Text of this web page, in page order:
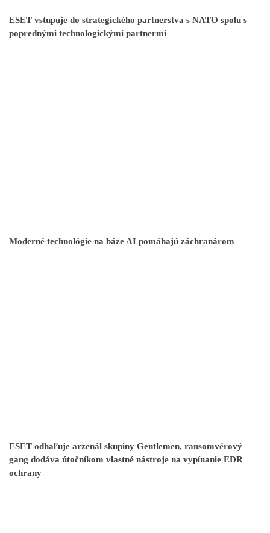
ESET vstupuje do strategického partnerstva s NATO spolu s
poprednými technologickými partnermi
Moderné technológie na báze AI pomáhajú záchranárom
ESET odhaľuje arzenál skupiny Gentlemen, ransomvérový
gang dodáva útočníkom vlastné nástroje na vypínanie EDR
ochrany